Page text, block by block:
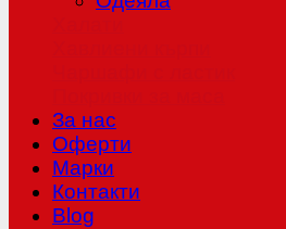
За нас
Оферти
Mарки
Контакти
Blog